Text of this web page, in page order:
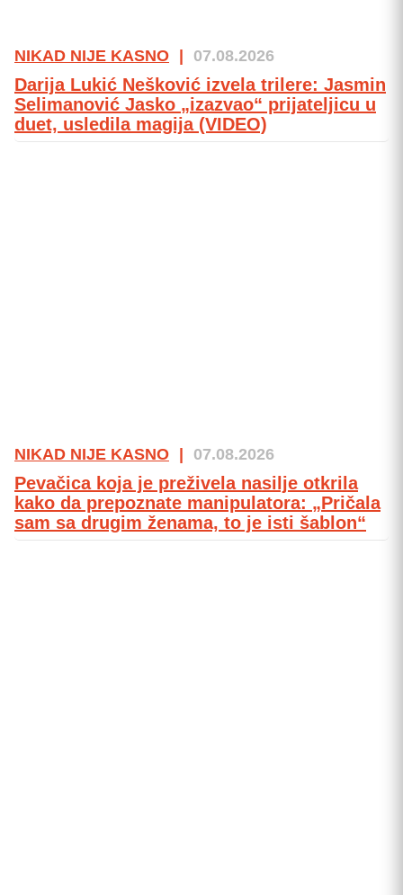
NIKAD NIJE KASNO 07.08.2026
Darija Lukić Nešković izvela trilere: Jasmin
Selimanović Jasko „izazvao“ prijateljicu u
duet, usledila magija (VIDEO)
NIKAD NIJE KASNO | 07.08.2026
Pevačica koja je preživela nasilje otkrila
kako da prepoznate manipulatora: „Pričala
sam sa drugim ženama, to je isti šablon“